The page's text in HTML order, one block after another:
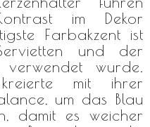
im Dekor
Farbakzent ist
und der
verwendet wurde.
mit ihrer
um das Blau
damit es weicher